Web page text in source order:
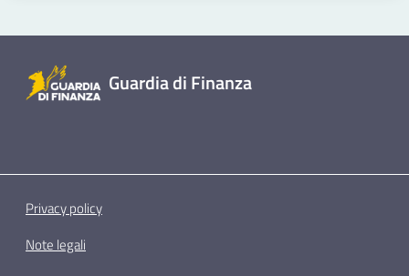
Guardia di Finanza
Privacy policy
Note legali